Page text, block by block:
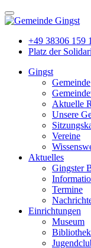
+49 38306 159
Platz der
Gingst
Gemeinde
Aktuelle
Unsere
Vereine
Aktuelles
Gingster
Termine
Einrichtungen
Museum
Bibliothek